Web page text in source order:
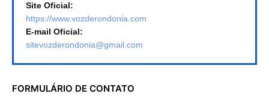
Site Oficial:
https://www.vozderondonia.com
E-mail Oficial:
sitevozderondonia@gmail.com
FORMULÁRIO DE CONTATO